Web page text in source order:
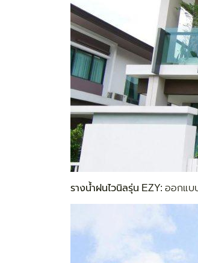
รางน้ำฝนไวนิลรุ่น EZY: ออกแบ